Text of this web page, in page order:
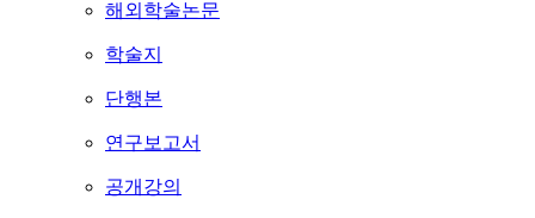
해외학술논문
학술지
단행본
연구보고서
공개강의